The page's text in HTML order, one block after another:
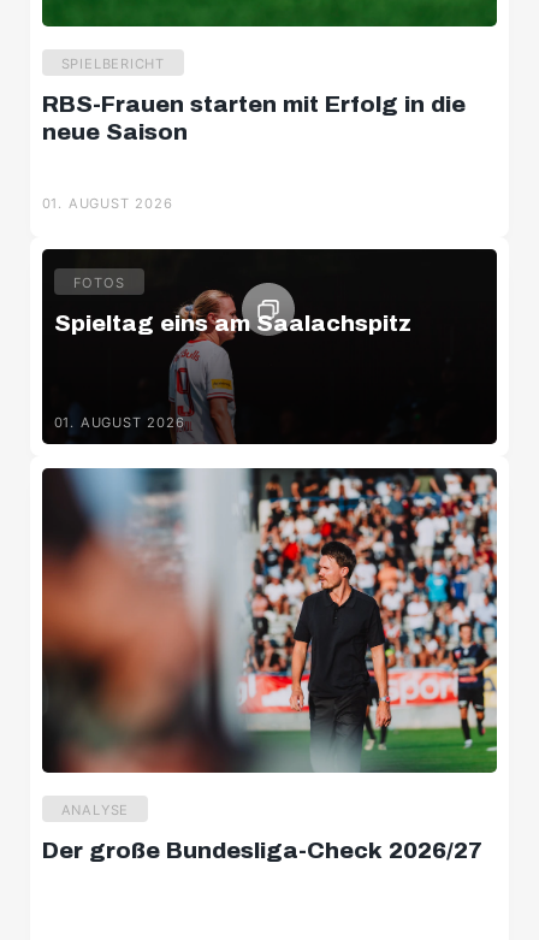
SPIELBERICHT
RBS-Frauen starten mit Erfolg in die
neue Saison
01. AUGUST 2026
FOTOS
Spieltag eins am Saalachspitz
01. AUGUST 2026
ANALYSE
Der große Bundesliga-Check 2026/27